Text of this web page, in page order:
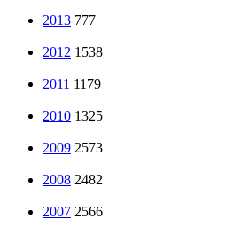
2013 777
2012 1538
2011 1179
2010 1325
2009 2573
2008 2482
2007 2566